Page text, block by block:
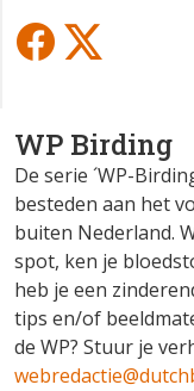
WP Birding
De serie ´WP-
besteden aan het
buiten Nederland.
spot, ken je
heb je een
tips en/of
de WP? Stuur je